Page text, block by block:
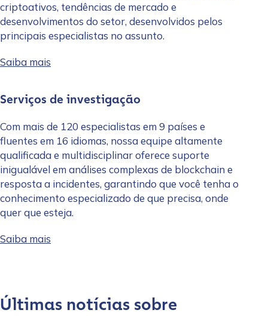
criptoativos, tendências de mercado e
desenvolvimentos do setor, desenvolvidos pelos
principais especialistas no assunto.
Saiba mais
Serviços de investigação
Com mais de 120 especialistas em 9 países e
fluentes em 16 idiomas, nossa equipe altamente
qualificada e multidisciplinar oferece suporte
inigualável em análises complexas de blockchain e
resposta a incidentes, garantindo que você tenha o
conhecimento especializado de que precisa, onde
quer que esteja.
Saiba mais
Últimas notícias sobre